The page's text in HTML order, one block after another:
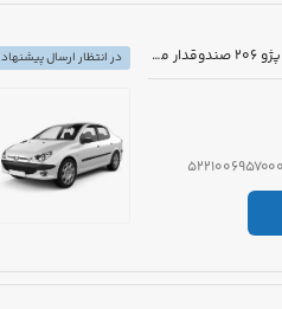
مزایده دولتی خودرو پژو 206 صندوقدار مدل 1390 رنگ سفید روغنی
در انتظار ارسال پیشنهاد